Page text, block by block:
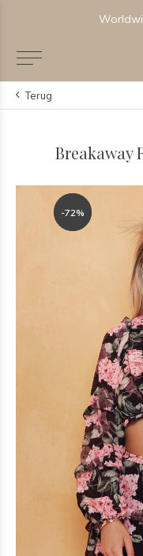
Terug
Breakaway
-72%
-72%